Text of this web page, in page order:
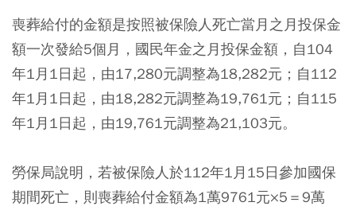
喪葬給付的金額是按照被保險人死亡當月之月投保金
額一次發給5個月，國民年金之月投保金額，自104
年1月1日起，由17,280元調整為18,282元；自112
年1月1日起，由18,282元調整為19,761元；自115
年1月1日起，由19,761元調整為21,103元。
勞保局說明，若被保險人於112年1月15日參加國保
期間死亡，則喪葬給付金額為1萬9761元×5＝9萬